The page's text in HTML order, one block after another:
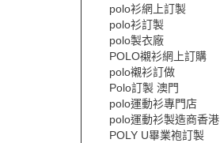
polo衫網上訂製
polo衫訂製
polo製衣廠
POLO襯衫網上訂購
polo襯衫訂做
Polo訂製 澳門
polo運動衫專門店
polo運動衫製造商香港
POLY U畢業袍訂製